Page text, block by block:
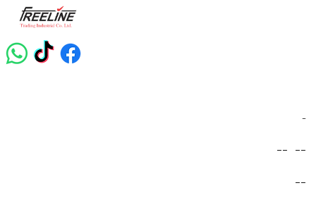
-
--
--
--